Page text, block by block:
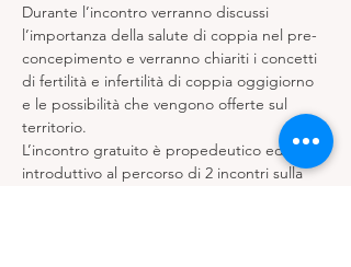
Durante l’incontro verranno discussi
l’importanza della salute di coppia nel pre-
concepimento e verranno chiariti i concetti
di fertilità e infertilità di coppia oggigiorno
e le possibilità che vengono offerte sul
territorio.
L’incontro gratuito è propedeutico ed
introduttivo al percorso di 2 incontri sulla